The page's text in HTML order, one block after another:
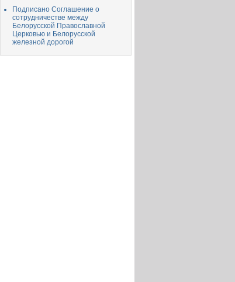
Подписано Соглашение о
сотрудничестве между
Белорусской Православной
Церковью и Белорусской
железной дорогой